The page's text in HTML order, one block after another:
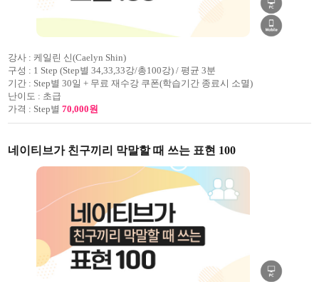
강사 : 케일린 신(Caelyn Shin)
구성 : 1 Step (Step별 34,33,33강/총100강) / 평균 3분
기간 : Step별 30일 + 무료 재수강 쿠폰(학습기간 종료시 소멸)
난이도 : 초급
가격 : Step별 70,000원
네이티브가 친구끼리 막말할 때 쓰는 표현 100